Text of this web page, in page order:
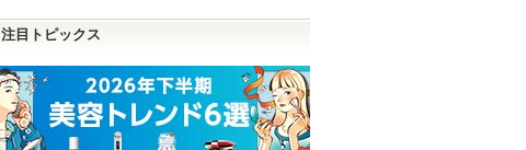
注目トピックス